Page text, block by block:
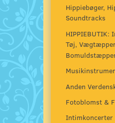
Hippiebøger,
Soundtracks
HIPPIEBUTIK:
Tøj,
Anden
Fotoblomst &